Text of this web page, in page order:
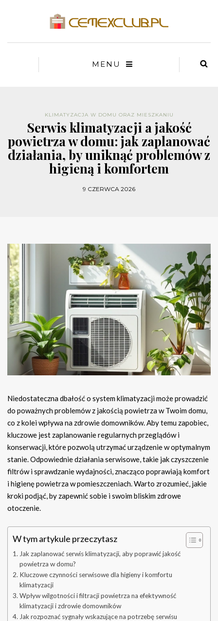
MENU
KLIMATYZACJA W DOMU ORAZ MIESZKANIU
Serwis klimatyzacji a jakość
powietrza w domu: jak zaplanować
działania, by uniknąć problemów z
higieną i komfortem
9 CZERWCA 2026
Niedostateczna dbałość o system klimatyzacji może prowadzić
do poważnych problemów z jakością powietrza w Twoim domu,
co z kolei wpływa na zdrowie domowników. Aby temu zapobiec,
kluczowe jest zaplanowanie regularnych przeglądów i
konserwacji, które pozwolą utrzymać urządzenie w optymalnym
stanie. Odpowiednie działania serwisowe, takie jak czyszczenie
filtrów i sprawdzanie wydajności, znacząco poprawiają komfort
i higienę powietrza w pomieszczeniach. Warto zrozumieć, jakie
kroki podjąć, by zapewnić sobie i swoim bliskim zdrowe
otoczenie.
W tym artykule przeczytasz
Jak zaplanować serwis klimatyzacji, aby poprawić jakość
powietrza w domu?
Kluczowe czynności serwisowe dla higieny i komfortu
klimatyzacji
Wpływ wilgotności i filtracji powietrza na efektywność
klimatyzacji i zdrowie domowników
Jak rozpoznać sygnały wskazujące na potrzebę serwisu